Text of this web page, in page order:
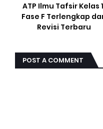
ATP Ilmu Tafsir Kelas
Fase F Terlengkap
Revisi Terbaru
POST A COMMENT